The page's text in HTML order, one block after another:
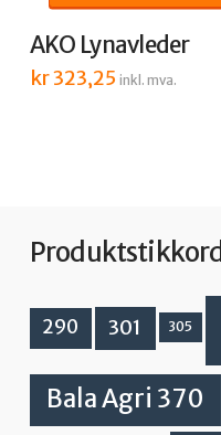
AKO Lynavleder
kr323,25 inkl. mva.
Produktstikkord
290 301 305
Bala Agri 370